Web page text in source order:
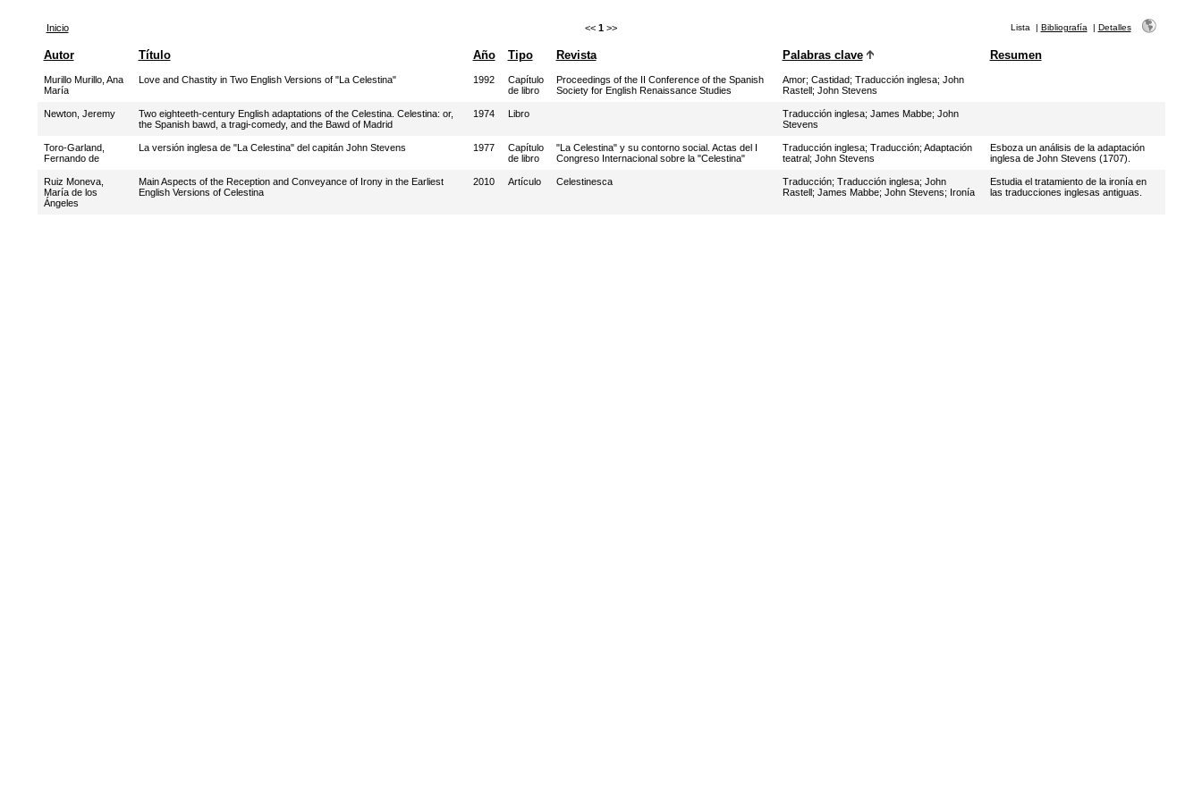
Inicio << 1 >> Lista | Bibliografía | Detalles
Autor Título Año Tipo Revista Palabras clave Resumen
Murillo Murillo, Ana
María
Love and Chastity in Two English Versions of "La Celestina" 1992
Capítulo
de libro
Proceedings of the II Conference of the Spanish
Society for English Renaissance Studies
Amor; Castidad; Traducción inglesa; John
Rastell; John Stevens
Newton, Jeremy
Two eighteeth-century English adaptations of the Celestina. Celestina: or,
the Spanish bawd, a tragi-comedy, and the Bawd of Madrid
1974 Libro Traducción inglesa; James Mabbe; John
Stevens
Toro-Garland,
Fernando de
La versión inglesa de "La Celestina" del capitán John Stevens 1977
Capítulo
de libro
"La Celestina" y su contorno social. Actas del I
Congreso Internacional sobre la "Celestina"
Traducción inglesa; Traducción; Adaptación
teatral; John Stevens
Esboza un análisis de la adaptación
inglesa de John Stevens (1707).
Ruiz Moneva,
María de los
Ángeles
Main Aspects of the Reception and Conveyance of Irony in the Earliest
English Versions of Celestina
2010 Artículo Celestinesca Traducción; Traducción inglesa; John
Rastell; James Mabbe; John Stevens; Ironía
Estudia el tratamiento de la ironía en
las traducciones inglesas antiguas.